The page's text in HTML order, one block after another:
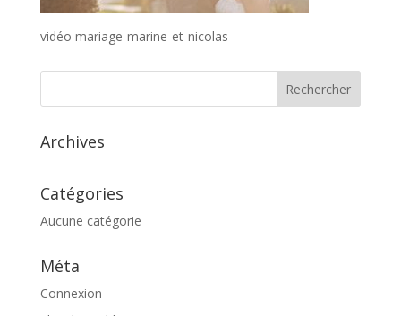
vidéo mariage-marine-et-nicolas
Archives
Catégories
Aucune catégorie
Méta
Connexion